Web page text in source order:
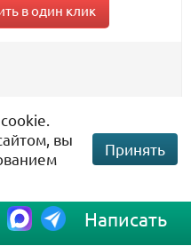
в один клик
сталь
Изготовлена из цельной
Написать
вы
Принять